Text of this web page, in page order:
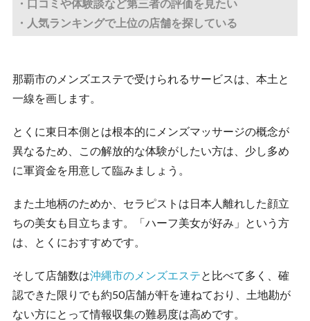
・口コミや体験談など第三者の評価を見たい
・人気ランキングで上位の店舗を探している
那覇市のメンズエステで受けられるサービスは、本土と
一線を画します。
とくに東日本側とは根本的にメンズマッサージの概念が
異なるため、この解放的な体験がしたい方は、少し多め
に軍資金を用意して臨みましょう。
また土地柄のためか、セラピストは日本人離れした顔立
ちの美女も目立ちます。「ハーフ美女が好み」という方
は、とくにおすすめです。
そして店舗数は沖縄市のメンズエステ と比べて多く、確
認できた限りでも約50店舗が軒を連ねており、土地勘が
ない方にとって情報収集の難易度は高めです。